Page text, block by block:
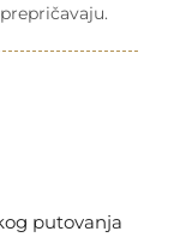
putovanja